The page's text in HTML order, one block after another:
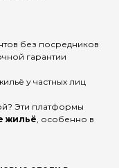
без посредников
гарантии
у частных лиц
Эти платформы
жильё, особенно в